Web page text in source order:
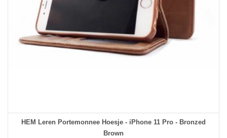
HEM Leren Portemonnee Hoesje - iPhone 11 Pro - Bronzed
Brown